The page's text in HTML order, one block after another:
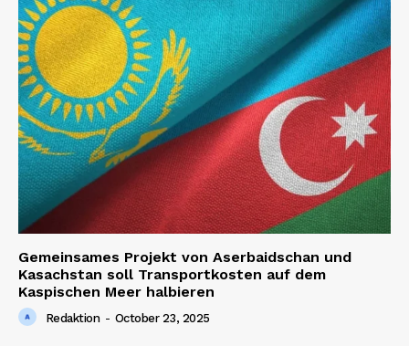
Gemeinsames Projekt von Aserbaidschan und
Kasachstan soll Transportkosten auf dem
Kaspischen Meer halbieren
Redaktion - October 23, 2025